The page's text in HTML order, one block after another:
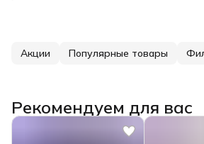
Акции Популярные товары
Рекомендуем для вас